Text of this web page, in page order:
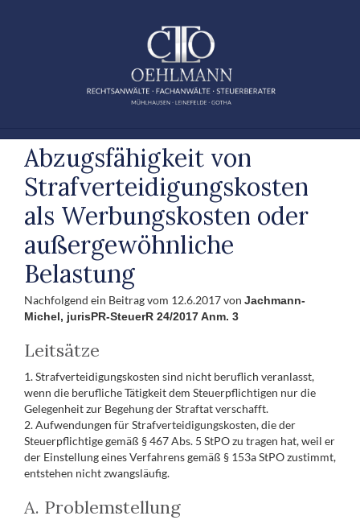
Abzugsfähigkeit von
Strafverteidigungskosten
als Werbungskosten oder
außergewöhnliche
Belastung
Nachfolgend ein Beitrag vom 12.6.2017 von Jachmann-
Michel, jurisPR-SteuerR 24/2017 Anm. 3
Leitsätze
1. Strafverteidigungskosten sind nicht beruflich veranlasst,
wenn die berufliche Tätigkeit dem Steuerpflichtigen nur die
Gelegenheit zur Begehung der Straftat verschafft.
2. Aufwendungen für Strafverteidigungskosten, die der
Steuerpflichtige gemäß § 467 Abs. 5 StPO zu tragen hat, weil er
der Einstellung eines Verfahrens gemäß § 153a StPO zustimmt,
entstehen nicht zwangsläufig.
A. Problemstellung